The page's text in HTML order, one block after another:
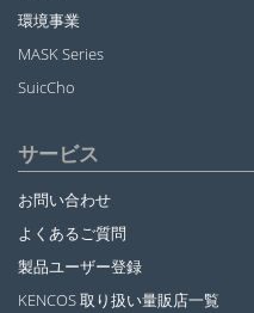
環境事業
MASK Series
SuicCho
サービス
お問い合わせ
よくあるご質問
製品ユーザー登録
KENCOS 取り扱い量販店一覧